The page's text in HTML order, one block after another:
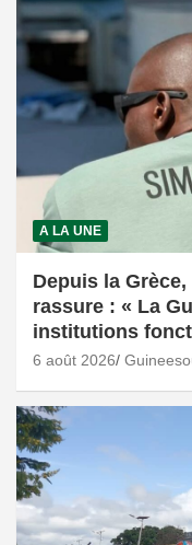
A LA UNE
Depuis la
rassure : « La
institutions
6 août 2026